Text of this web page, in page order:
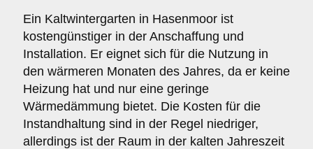
Ein Kaltwintergarten in Hasenmoor ist
kostengünstiger in der Anschaffung und
Installation. Er eignet sich für die Nutzung in
den wärmeren Monaten des Jahres, da er keine
Heizung hat und nur eine geringe
Wärmedämmung bietet. Die Kosten für die
Instandhaltung sind in der Regel niedriger,
allerdings ist der Raum in der kalten Jahreszeit